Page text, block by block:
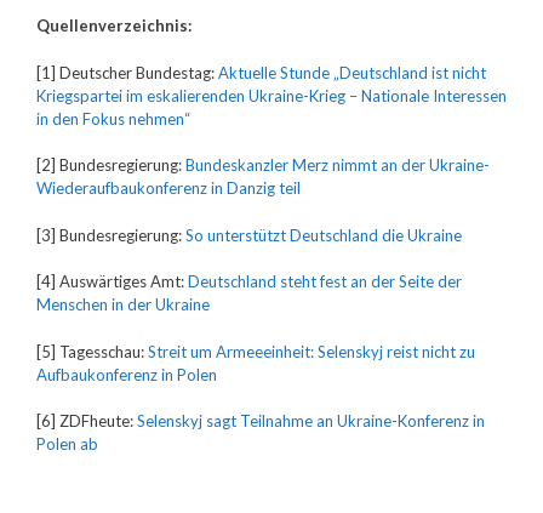
Quellenverzeichnis:
[1] Deutscher Bundestag:Aktuelle Stunde „Deutschland ist nicht
Kriegspartei im eskalierenden Ukraine-Krieg – Nationale Interessen
in den Fokus nehmen“
[2] Bundesregierung:Bundeskanzler Merz nimmt an der Ukraine-
Wiederaufbaukonferenz in Danzig teil
[3] Bundesregierung:So unterstützt Deutschland die Ukraine
[4] Auswärtiges Amt:Deutschland steht fest an der Seite der
Menschen in der Ukraine
[5] Tagesschau:Streit um Armeeeinheit: Selenskyj reist nicht zu
Aufbaukonferenz in Polen
[6] ZDFheute:Selenskyj sagt Teilnahme an Ukraine-Konferenz in
Polen ab